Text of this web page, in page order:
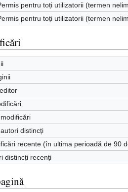
pentru toți utilizatorii (termen
pentru toți utilizatorii (termen
distincți
recente (în ultima perioadă de 90
distincți recenți